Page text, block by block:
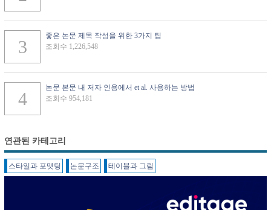
좋은 논문 제목 작성을 위한 3가지 팁
조회수 1,226,548
논문 본문 내 저자 인용에서 et al. 사용하는 방법
조회수 954,181
연관된 카테고리
스타일과 포맷팅 논문구조 테이블과 그림